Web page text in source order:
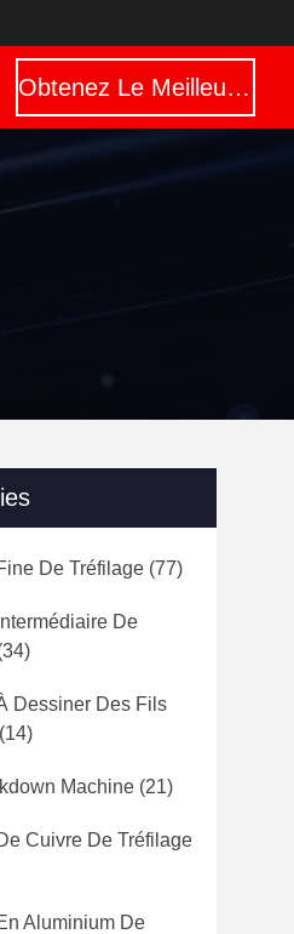
Obtenez Le Meilleur Prix
De Tréfilage (77)
De
Dessiner Des Fils
(14)
Machine (21)
Cuivre De Tréfilage
Aluminium De